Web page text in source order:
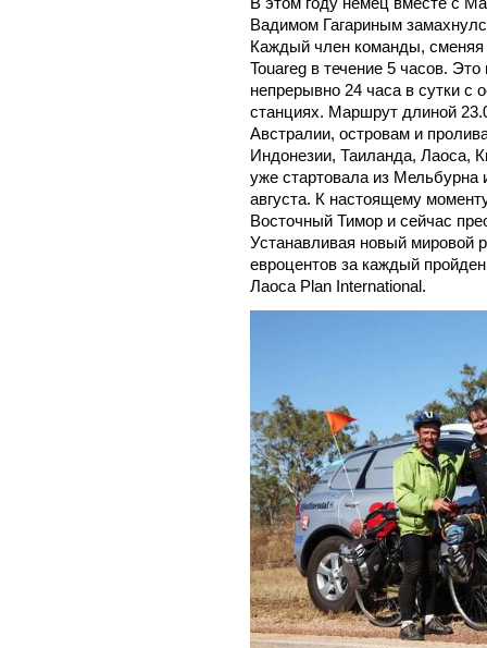
Вадимом Гагариным
Каждый член команды, сменяя
Touareg в течение 5 часов. Это
непрерывно 24 часа в сутки с
станциях. Маршрут длиной
Австралии, островам и
Индонезии, Таиланда, Лаоса,
уже стартовала из Мельбурна
августа. К настоящему
Восточный Тимор и сейчас
Устанавливая новый мировой
евроцентов за каждый
Лаоса Plan International.